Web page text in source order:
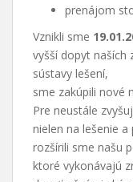
prenájom
Vznikli sme
vyšší dopyt naších
sústavy lešení,
sme zakúpili nové
Pre neustále
nielen na lešenie
rozšírili sme našu
ktoré vykonávajú